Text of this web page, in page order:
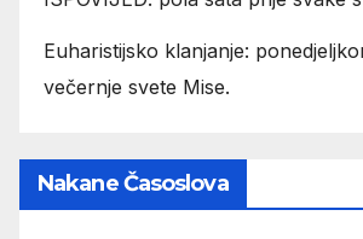
Euharistijsko klanjanje:
večernje svete Mise.
Nakane Časoslova